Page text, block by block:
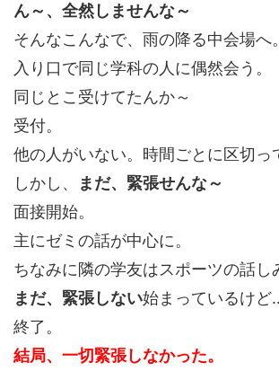
ん～、全然しませんな～
そんなこんなで、雨の降る中会場へ。
入り口で同じ学科の人に偶然会う。
同じとこ受けてたんか～
受付。
他の人がいない。時間ごとに区切っ
しかし、
まだ、緊張せんな～
面接開始。
主にゼミの話が中心に。
ちなみに隣の学友はスポーツの話し
まだ、緊張しない始まっているけど
終了。
結局、一切緊張しなかった。